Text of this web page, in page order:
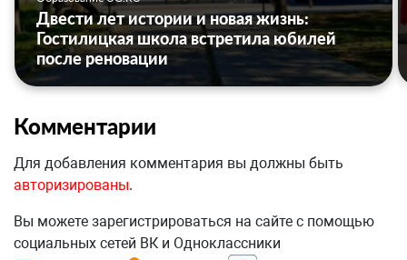
Двести лет истории и новая жизнь:
Гостилицкая школа встретила юбилей
после реновации
Комментарии
Для добавления комментария вы должны быть
авторизированы.
Вы можете зарегистрироваться на сайте с помощью
социальных сетей ВК и Одноклассники